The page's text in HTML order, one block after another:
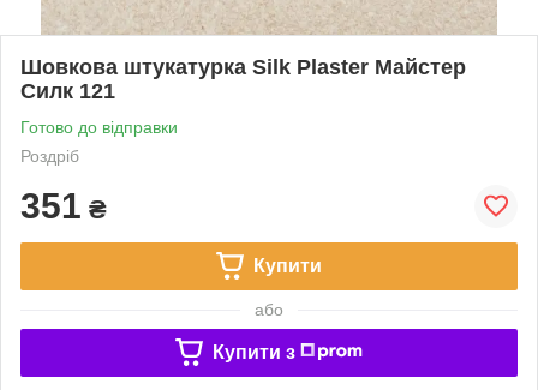
Шовкова штукатурка Silk Plaster Майстер
Силк 121
Готово до відправки
Роздріб
351 ₴
Купити
або
Купити з